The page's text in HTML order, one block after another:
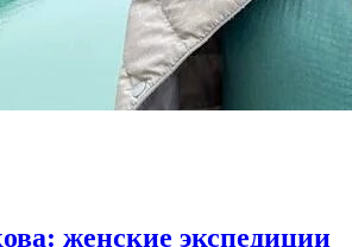
женские экспедиции